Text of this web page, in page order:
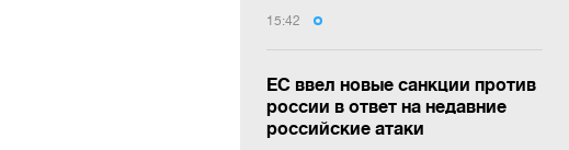
15:42
ЕС ввел новые санкции против
россии в ответ на недавние
российские атаки